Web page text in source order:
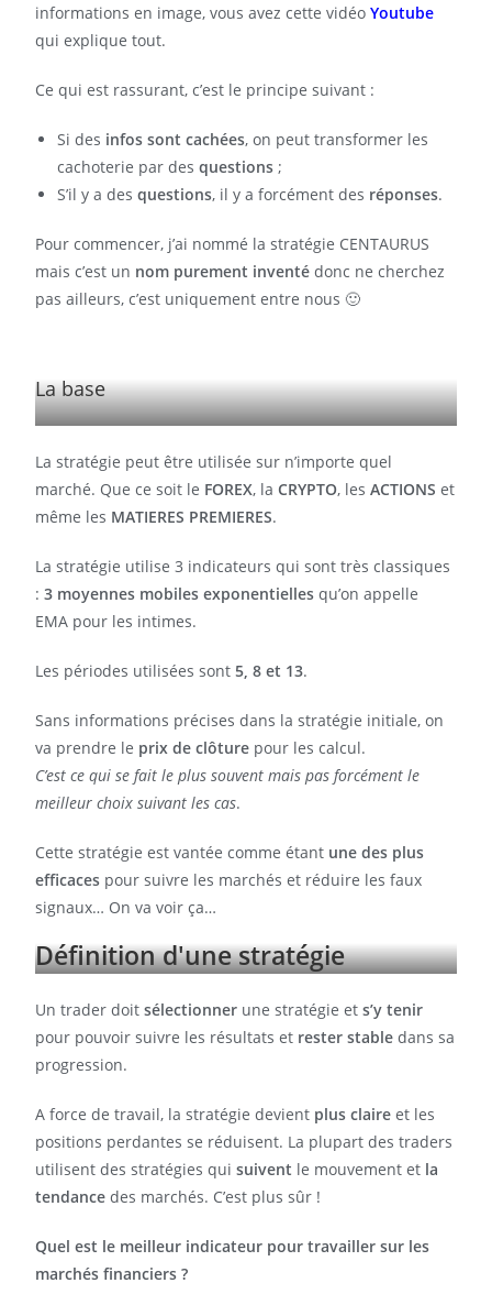
informations en image, vous avez cette vidéoYoutube
qui explique tout.
Ce qui est rassurant, c’est le principe suivant :
Si des infos sont cachées, on peut transformer les
cachoterie par desquestions ;
S’il y a desquestions, il y a forcément des réponses.
Pour commencer, j’ai nommé la stratégie CENTAURUS
mais c’est un nom purement inventé donc ne cherchez
pas ailleurs, c’est uniquement entre nous 🙂
La base
La stratégie peut être utilisée sur n’importe quel
marché. Que ce soit le FOREX, laCRYPTO, lesACTIONS et
même les MATIERES PREMIERES.
La stratégie utilise 3 indicateurs qui sont très classiques
:3 moyennes mobiles exponentielles qu’on appelle
EMA pour les intimes.
Les périodes utilisées sont5, 8 et 13.
Sans informations précises dans la stratégie initiale, on
va prendre le prix de clôture pour les calcul.
C’est ce qui se fait le plus souvent mais pas forcément le
meilleur choix suivant les cas.
Cette stratégie est vantée comme étant une des plus
efficaces pour suivre les marchés et réduire les faux
signaux… On va voir ça…
Définition d'une stratégie
Un trader doitsélectionner une stratégie et s’y tenir
pour pouvoir suivre les résultats et rester stable dans sa
progression.
A force de travail, la stratégie devient plus claire et les
positions perdantes se réduisent. La plupart des traders
utilisent des stratégies quisuivent le mouvement et la
tendance des marchés. C’est plus sûr !
Quel est le meilleur indicateur pour travailler sur les
marchés financiers ?